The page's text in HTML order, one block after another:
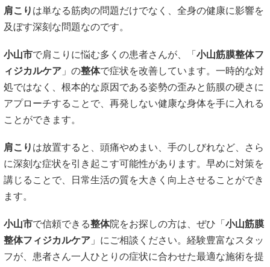
肩こり は単なる筋肉の問題だけでなく、全身の健康に影響を
及ぼす深刻な問題なのです。
小山市で肩こりに悩む多くの患者さんが、「 小山筋膜整体フ
ィジカルケア 」の整体で症状を改善しています。一時的な対
処ではなく、根本的な原因である姿勢の歪みと筋膜の硬さに
アプローチすることで、再発しない健康な身体を手に入れる
ことができます。
肩こり は放置すると、頭痛やめまい、手のしびれなど、さら
に深刻な症状を引き起こす可能性があります。早めに対策を
講じることで、日常生活の質を大きく向上させることができ
ます。
小山市で信頼できる整体院をお探しの方は、ぜひ「 小山筋膜
整体フィジカルケア 」にご相談ください。経験豊富なスタッ
フが、患者さん一人ひとりの症状に合わせた最適な施術を提